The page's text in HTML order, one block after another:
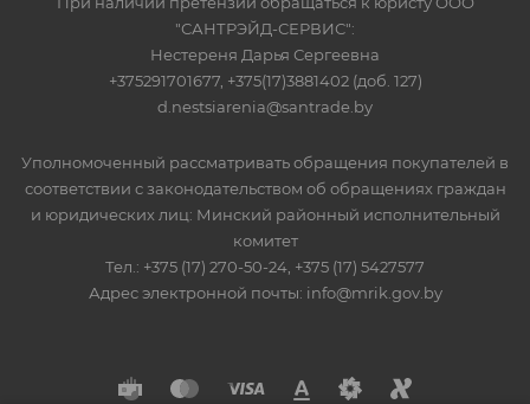
"САНТРЭЙД-СЕРВИС":
Нестереня Дарья Сергеевна
+375291701677, +375(17)3881402 (доб. 127)
d.nestsiarenia@santrade.by
Уполномоченный рассматривать обращения покупателей в
соответствии с законодательством об обращениях граждан
и юридических лиц: Минский районный исполнительный
комитет
Тел.: +375 (17) 270-50-24, +375 (17) 5427577
Адрес электронной почты: info@mrik.gov.by